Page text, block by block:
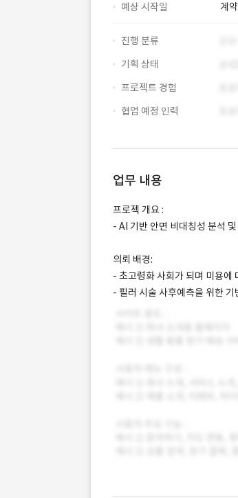
예상 시작일 계
진행 분류
기획 상태
프로젝트 경험
협업 예정 인력
업무 내용
프로젝 개요 :
- AI 기반 안면 비대칭성 분석
의뢰 배경:
- 초고령화 사회가 되며 미용에
- 필러 시술 사후예측을 위한